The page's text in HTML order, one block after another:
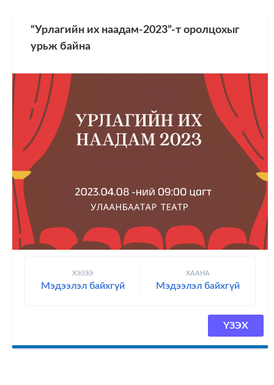
“Урлагийн их наадам-2023”-т оролцохыг
урьж байна
ХЭЗЭЭ
Мэдээлэл байхгүй
ХААНА
Мэдээлэл байхгүй
ҮЗЭХ